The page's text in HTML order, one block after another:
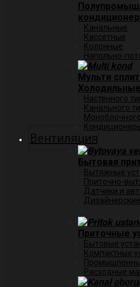
Канальные
Кассетные
Колонные
Напольно-
Мульти
Настенного
Канального
Вентиляция
Бытовая
Вытяжные
Приточно-
Датчики и
Приточные
Бытовые
Компактные
Расходные